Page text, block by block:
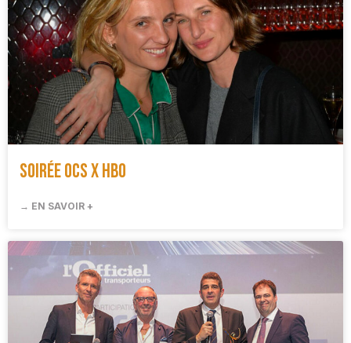
Soirée OCS x HBO
→ EN SAVOIR +